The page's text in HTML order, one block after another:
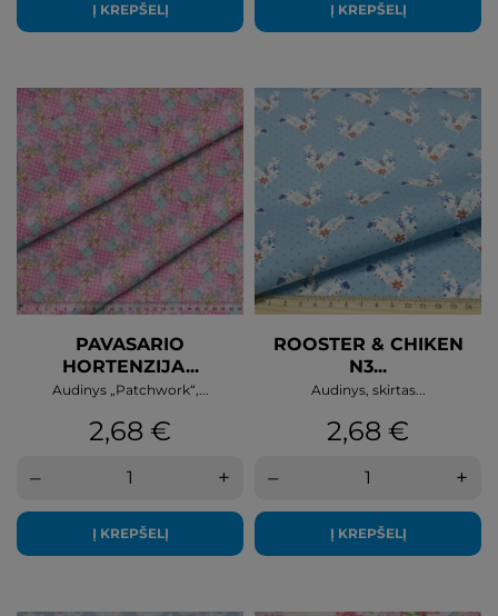
Į KREPŠELĮ Į KREPŠELĮ
PAVASARIO
HORTENZIJA...
Audinys „Patchwork“,...
Kaina
2,68 €
– +
Į KREPŠELĮ
ROOSTER & CHIKEN
N3...
Audinys, skirtas...
Kaina
2,68 €
– +
Į KREPŠELĮ